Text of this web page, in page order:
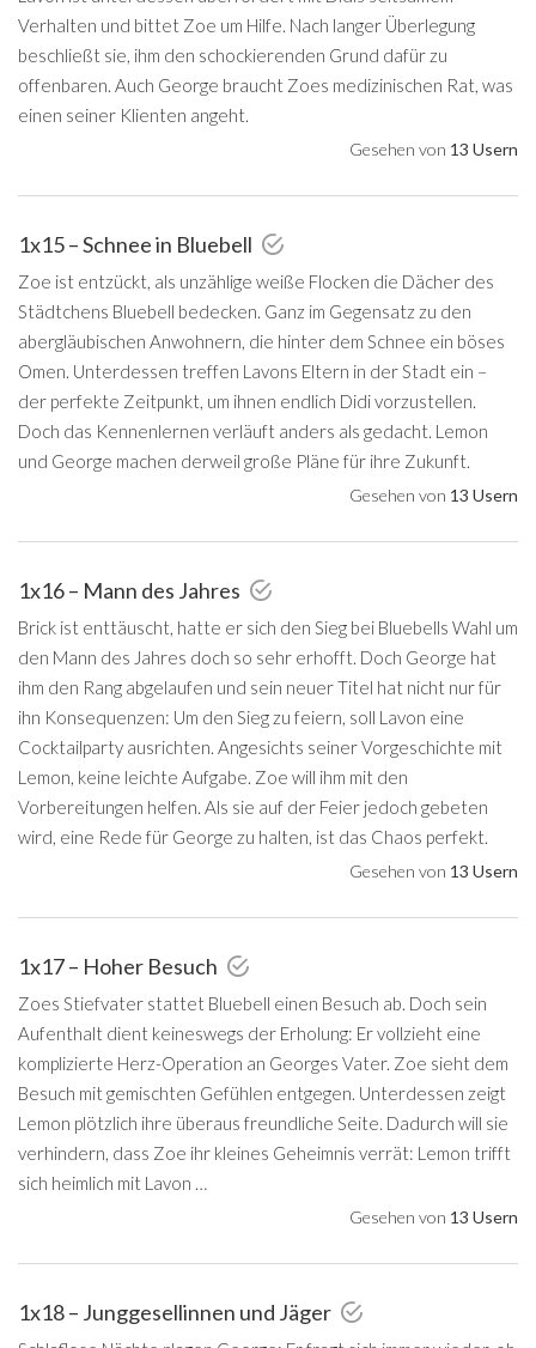
Verhalten und bittet Zoe um Hilfe. Nach langer Überlegung
beschließt sie, ihm den schockierenden Grund dafür zu
offenbaren. Auch George braucht Zoes medizinischen Rat, was
einen seiner Klienten angeht.
Gesehen von 13 Usern
1x15 – Schnee in Bluebell
Zoe ist entzückt, als unzählige weiße Flocken die Dächer des
Städtchens Bluebell bedecken. Ganz im Gegensatz zu den
abergläubischen Anwohnern, die hinter dem Schnee ein böses
Omen. Unterdessen treffen Lavons Eltern in der Stadt ein –
der perfekte Zeitpunkt, um ihnen endlich Didi vorzustellen.
Doch das Kennenlernen verläuft anders als gedacht. Lemon
und George machen derweil große Pläne für ihre Zukunft.
Gesehen von 13 Usern
1x16 – Mann des Jahres
Brick ist enttäuscht, hatte er sich den Sieg bei Bluebells Wahl um
den Mann des Jahres doch so sehr erhofft. Doch George hat
ihm den Rang abgelaufen und sein neuer Titel hat nicht nur für
ihn Konsequenzen: Um den Sieg zu feiern, soll Lavon eine
Cocktailparty ausrichten. Angesichts seiner Vorgeschichte mit
Lemon, keine leichte Aufgabe. Zoe will ihm mit den
Vorbereitungen helfen. Als sie auf der Feier jedoch gebeten
wird, eine Rede für George zu halten, ist das Chaos perfekt.
Gesehen von 13 Usern
1x17 – Hoher Besuch
Zoes Stiefvater stattet Bluebell einen Besuch ab. Doch sein
Aufenthalt dient keineswegs der Erholung: Er vollzieht eine
komplizierte Herz-Operation an Georges Vater. Zoe sieht dem
Besuch mit gemischten Gefühlen entgegen. Unterdessen zeigt
Lemon plötzlich ihre überaus freundliche Seite. Dadurch will sie
verhindern, dass Zoe ihr kleines Geheimnis verrät: Lemon trifft
sich heimlich mit Lavon …
Gesehen von 13 Usern
1x18 – Junggesellinnen und Jäger